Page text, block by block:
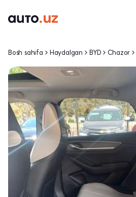
Bosh sahifa Haydalgan BYD Chazor